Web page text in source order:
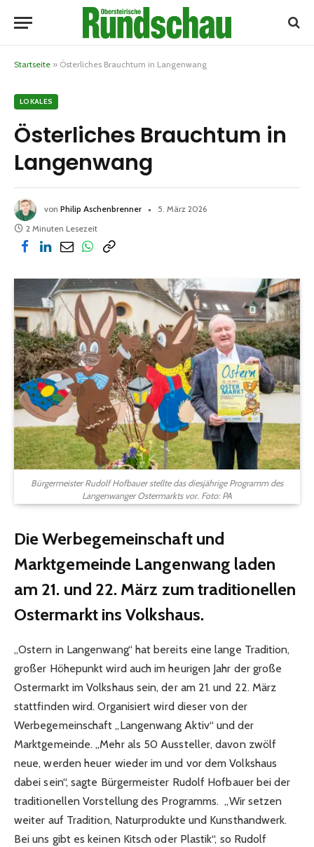
Startseite » Österliches Brauchtum in Langenwang
LOKALES
Österliches Brauchtum in
Langenwang
von Philip Aschenbrenner
5. März 2026
2 Minuten Lesezeit
Bürgermeister Rudolf Hofbauer stellte das diesjährige Programm des
Langenwanger Ostermarkts vor. Foto: PA
Die Werbegemeinschaft und
Marktgemeinde Langenwang laden
am 21. und 22. März zum traditionellen
Ostermarkt ins Volkshaus.
„Ostern in Langenwang“ hat bereits eine lange Tradition,
großer Höhepunkt wird auch im heurigen Jahr der große
Ostermarkt im Volkshaus sein, der am 21. und 22. März
stattfinden wird. Organisiert wird dieser von der
Werbegemeinschaft „Langenwang Aktiv“ und der
Marktgemeinde. „Mehr als 50 Aussteller, davon zwölf
neue, werden heuer wieder im und vor dem Volkshaus
dabei sein“, sagte Bürgermeister Rudolf Hofbauer bei der
traditionellen Vorstellung des Programms. „Wir setzen
weiter auf Tradition, Naturprodukte und Kunsthandwerk.
Bei uns gibt es keinen Kitsch oder Plastik“, so Rudolf